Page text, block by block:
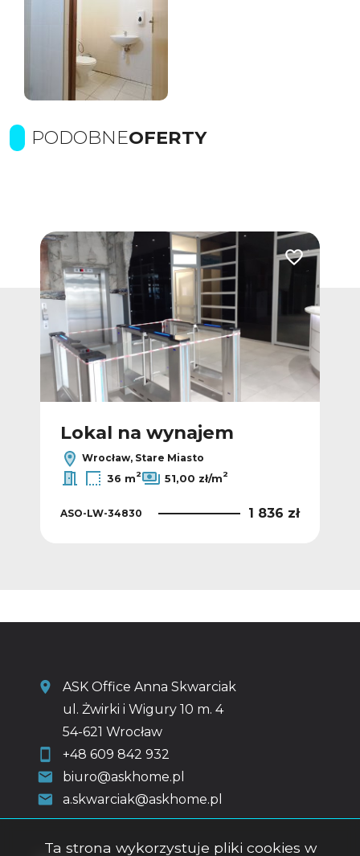
PODOBNEOFERTY
Dodaj do ulubionych Dodaj do
Lokal na wynajem
Wrocław, Stare Miasto
36 m2 51,00 zł/m2
ASO-LW-34830 1 836 zł
ASK Office Anna Skwarciak
ul. Żwirki i Wigury 10 m. 4
54-621 Wrocław
+48 609 842 932
biuro@askhome.pl
a.skwarciak@askhome.pl
Ta strona wykorzystuje pliki cookies w